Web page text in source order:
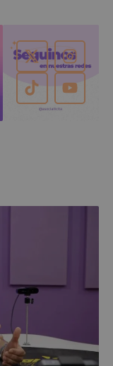
contó cómo fue
la forma en